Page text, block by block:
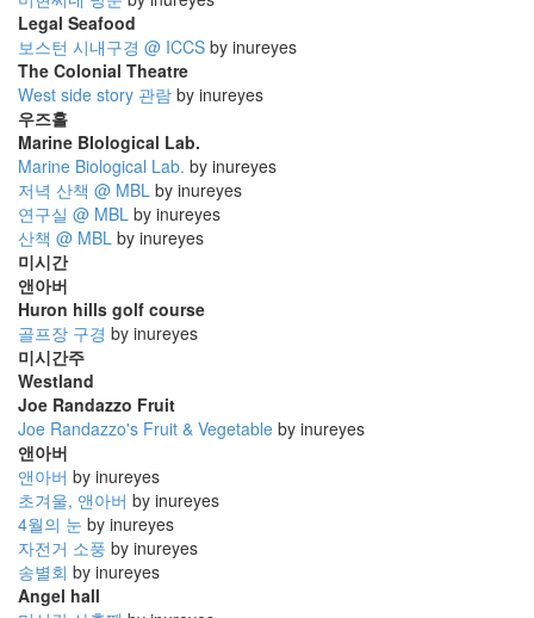
Legal Seafood
보스턴 시내구경 @ ICCS by inureyes
The Colonial Theatre
West side story 관람 by inureyes
우즈홀
Marine BIological Lab.
Marine Biological Lab. by inureyes
저녁 산책 @ MBL by inureyes
연구실 @ MBL by inureyes
산책 @ MBL by inureyes
미시간
앤아버
Huron hills golf course
골프장 구경 by inureyes
미시간주
Westland
Joe Randazzo Fruit
Joe Randazzo's Fruit & Vegetable by inureyes
앤아버
앤아버 by inureyes
초겨울, 앤아버 by inureyes
4월의 눈 by inureyes
자전거 소풍 by inureyes
송별회 by inureyes
Angel hall